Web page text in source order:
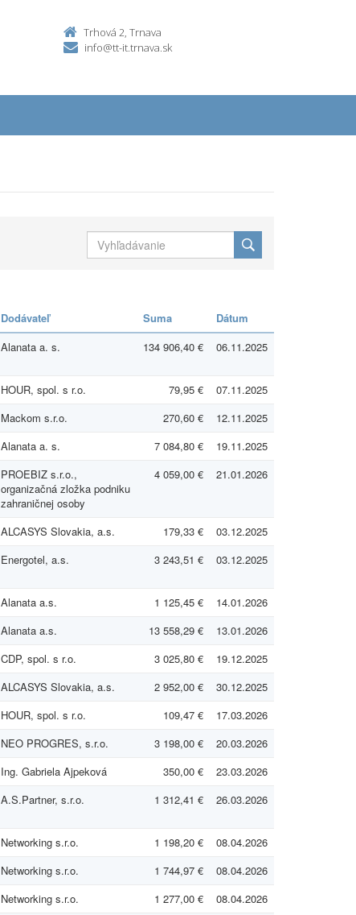
Trhová 2, Trnava
info@tt-it.trnava.sk
Dodávateľ Suma
Dátum
Alanata a. s. 134 906,40 € 06.11.2025
HOUR, spol. s r.o. 79,95 €
07.11.2025
Mackom s.r.o. 270,60 €
12.11.2025
Alanata a. s. 7 084,80 €
19.11.2025
PROEBIZ s.r.o.,
organizačná zložka podniku
zahraničnej osoby
4 059,00 € 21.01.2026
ALCASYS Slovakia, a.s. 179,33 €
03.12.2025
Energotel, a.s. 3 243,51 € 03.12.2025
Alanata a.s. 1 125,45 €
14.01.2026
Alanata a.s. 13 558,29 €
13.01.2026
CDP, spol. s r.o. 3 025,80 €
19.12.2025
ALCASYS Slovakia, a.s. 2 952,00 €
30.12.2025
HOUR, spol. s r.o. 109,47 €
17.03.2026
NEO PROGRES, s.r.o. 3 198,00 €
20.03.2026
Ing. Gabriela Ajpeková 350,00 €
23.03.2026
A.S.Partner, s.r.o. 1 312,41 € 26.03.2026
Networking s.r.o. 1 198,20 €
08.04.2026
Networking s.r.o. 1 744,97 €
08.04.2026
Networking s.r.o. 1 277,00 €
08.04.2026